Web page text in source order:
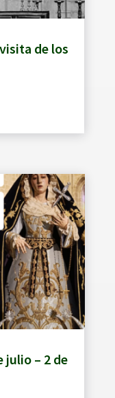
de los
julio – 2 de